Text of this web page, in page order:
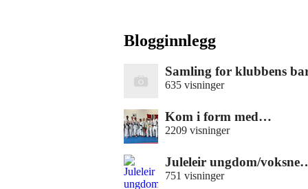
Blogginnlegg
Samling for klubbens
635 visninger
Kom i form med…
2209 visninger
Juleleir ungdom/
751 visninger